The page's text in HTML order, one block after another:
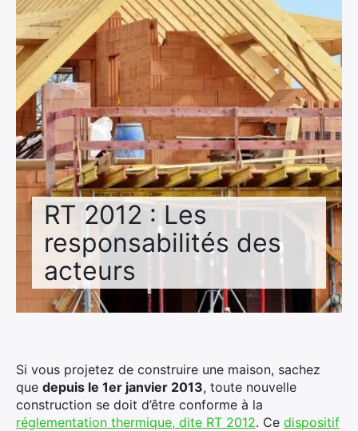
RT 2012 : Les
responsabilités des
acteurs
Si vous projetez de construire une maison, sachez
que depuis le 1er janvier 2013, toute nouvelle
construction se doit d’être conforme à la
réglementation thermique, dite RT 2012. Ce dispositif
DEVIS